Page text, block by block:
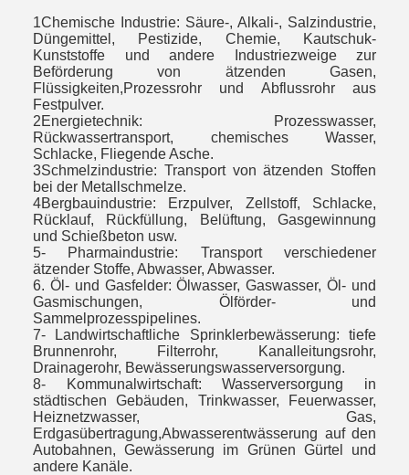
1Chemische Industrie: Säure-, Alkali-, Salzindustrie,
Düngemittel, Pestizide, Chemie, Kautschuk-
Kunststoffe und andere Industriezweige zur
Beförderung von ätzenden Gasen,
Flüssigkeiten,Prozessrohr und Abflussrohr aus
Festpulver.
2Energietechnik: Prozesswasser,
Rückwassertransport, chemisches Wasser,
Schlacke, Fliegende Asche.
3Schmelzindustrie: Transport von ätzenden Stoffen
bei der Metallschmelze.
4Bergbauindustrie: Erzpulver, Zellstoff, Schlacke,
Rücklauf, Rückfüllung, Belüftung, Gasgewinnung
und Schießbeton usw.
5- Pharmaindustrie: Transport verschiedener
ätzender Stoffe, Abwasser, Abwasser.
6. Öl- und Gasfelder: Ölwasser, Gaswasser, Öl- und
Gasmischungen, Ölförder- und
Sammelprozesspipelines.
7- Landwirtschaftliche Sprinklerbewässerung: tiefe
Brunnenrohr, Filterrohr, Kanalleitungsrohr,
Drainagerohr, Bewässerungswasserversorgung.
8- Kommunalwirtschaft: Wasserversorgung in
städtischen Gebäuden, Trinkwasser, Feuerwasser,
Heiznetzwasser, Gas,
Erdgasübertragung,Abwasserentwässerung auf den
Autobahnen, Gewässerung im Grünen Gürtel und
andere Kanäle.